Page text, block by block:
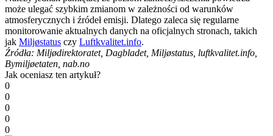
może ulegać szybkim zmianom w zależności od warunków
atmosferycznych i źródeł emisji. Dlatego zaleca się regularne
monitorowanie aktualnych danych na oficjalnych stronach, takich
jak Miljøstatus czy Luftkvalitet.info.
Źródła: Miljødirektoratet, Dagbladet, Miljøstatus, luftkvalitet.info,
Bymiljøetaten, nab.no
Jak oceniasz ten artykuł?
0
0
0
0
0